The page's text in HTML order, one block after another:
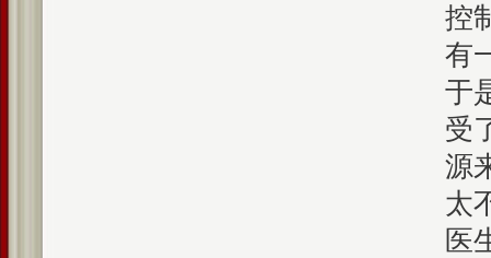
控
有
于
受
源
太
医